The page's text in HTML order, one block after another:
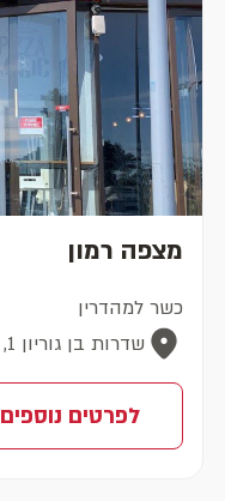
מצפה רמון
כשר למהדרין
שדרות בן גוריון 1, מצפה רמון
לפרטים נוספים